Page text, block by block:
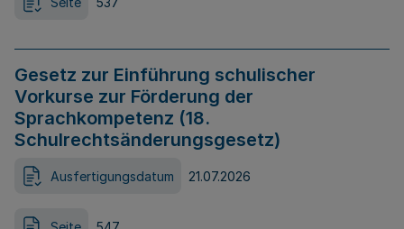
Gesetz zur Einführung schulischer
Vorkurse zur Förderung der
Sprachkompetenz (18.
Schulrechtsänderungsgesetz)
Ausfertigungsdatum 21.07.2026